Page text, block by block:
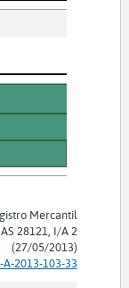
Mercantil
28121, I/A 2
(27/05/2013)
A-2013-103-33